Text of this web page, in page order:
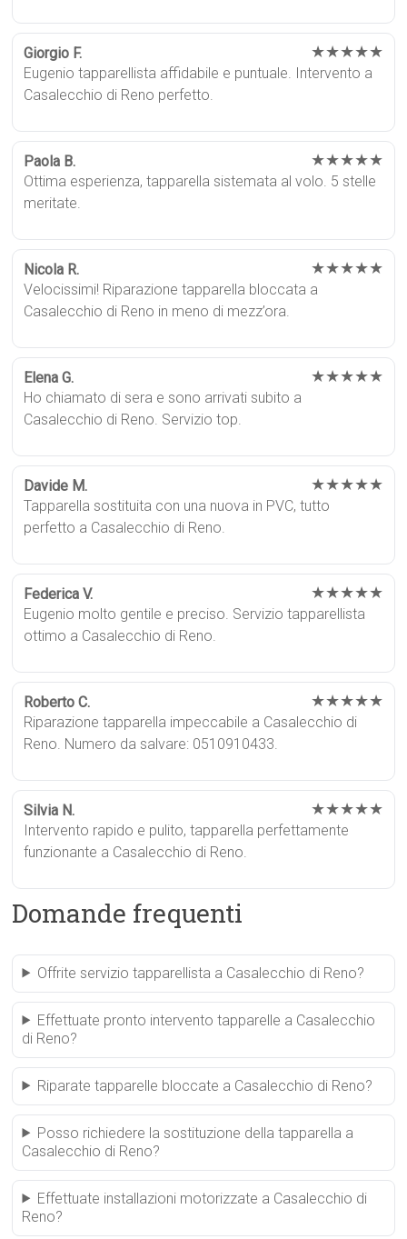
Giorgio F. ★★★★★
Eugenio tapparellista affidabile e puntuale. Intervento a
Casalecchio di Reno perfetto.
Paola B. ★★★★★
Ottima esperienza, tapparella sistemata al volo. 5 stelle
meritate.
Nicola R. ★★★★★
Velocissimi! Riparazione tapparella bloccata a
Casalecchio di Reno in meno di mezz’ora.
Elena G. ★★★★★
Ho chiamato di sera e sono arrivati subito a
Casalecchio di Reno. Servizio top.
Davide M. ★★★★★
Tapparella sostituita con una nuova in PVC, tutto
perfetto a Casalecchio di Reno.
Federica V. ★★★★★
Eugenio molto gentile e preciso. Servizio tapparellista
ottimo a Casalecchio di Reno.
Roberto C. ★★★★★
Riparazione tapparella impeccabile a Casalecchio di
Reno. Numero da salvare: 0510910433.
Silvia N. ★★★★★
Intervento rapido e pulito, tapparella perfettamente
funzionante a Casalecchio di Reno.
Domande frequenti
Offrite servizio tapparellista a Casalecchio di Reno?
Effettuate pronto intervento tapparelle a Casalecchio
di Reno?
Riparate tapparelle bloccate a Casalecchio di Reno?
Posso richiedere la sostituzione della tapparella a
Casalecchio di Reno?
Effettuate installazioni motorizzate a Casalecchio di
Reno?